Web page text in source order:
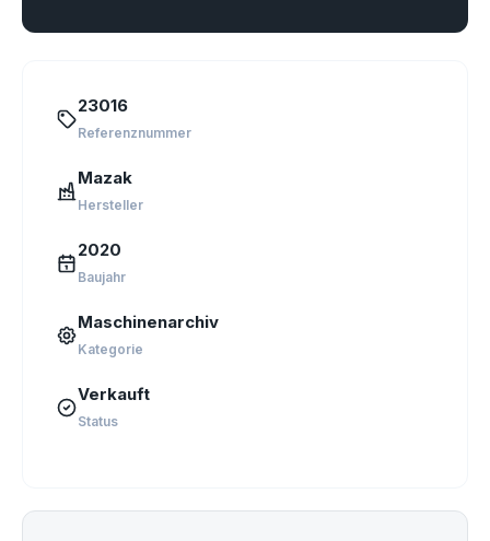
23016
Referenznummer
Mazak
Hersteller
2020
Baujahr
Maschinenarchiv
Kategorie
Verkauft
Status